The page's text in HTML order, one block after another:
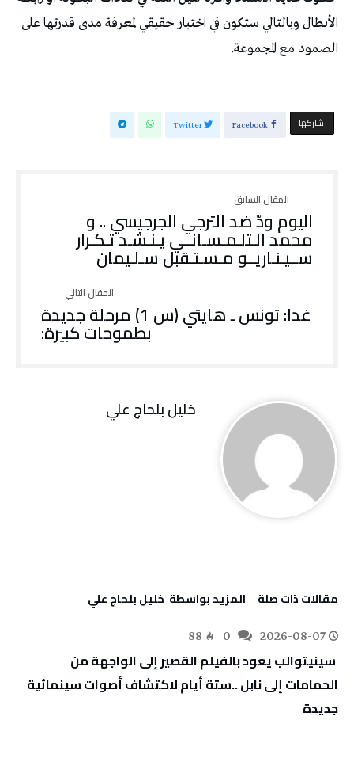
‬الصمود‭ ‬مع‭ ‬المجموعة‭. ‬
‫‫ شاركها‬ Facebook
Twitter
اليوم ودّ ضد الترجي الجرجيسي .. و
محمد الـتلـمـسـانــي يـنـشـد تـكـرار
ســيـنـاريــو مـسـتـقبل سـلـيمان
غدا: تونس ـ هايتي (س 1) مرحلة جديدة
بطموحات كبيرة:
خليل‭ ‬بلحاج‭ ‬علي
‫مقالات ذات صلة‬ ‫‫المزيد بواسطة‬ ‬ خليل‭ ‬بلحاج‭ ‬علي
2026-08-07
88
‬جديدة